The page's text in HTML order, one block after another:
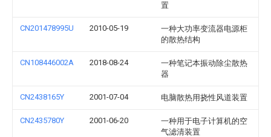
置
CN201478995U 2010-05-19
一种大功率变流器电源柜
的散热结构
CN108446002A 2018-08-24
一种笔记本振动除尘散热
器
CN2438165Y 2001-07-04 电脑散热用挠性风道装置
CN2435780Y 2001-06-20
一种用于电子计算机的空
气滤清装置